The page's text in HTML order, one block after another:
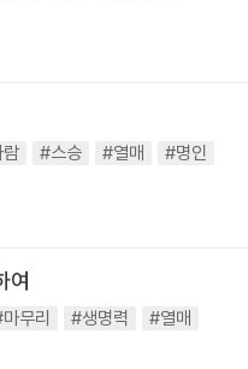
#스승 #열매
#명인
여
무리 #생명력
#열매